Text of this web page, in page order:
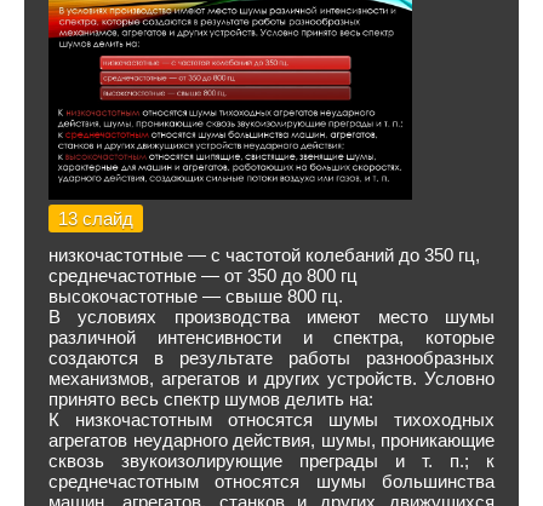
13 слайд
низкочастотные — с частотой колебаний до 350 гц,
среднечастотные — от 350 до 800 гц
высокочастотные — свыше 800 гц.
В условиях производства имеют место шумы
различной интенсивности и спектра, которые
создаются в результате работы разнообразных
механизмов, агрегатов и других устройств. Условно
принято весь спектр шумов делить на:
К низкочастотным относятся шумы тихоходных
агрегатов неударного действия, шумы, проникающие
сквозь звукоизолирующие преграды и т. п.; к
среднечастотным относятся шумы большинства
машин, агрегатов, станков и других движущихся